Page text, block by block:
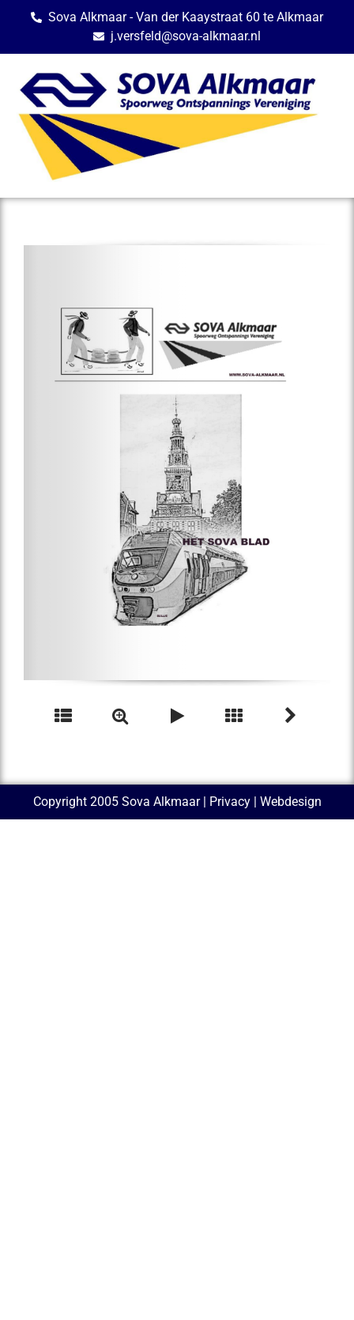
Sova Alkmaar - Van der Kaaystraat 60 te Alkmaar
j.versfeld@sova-alkmaar.nl
Copyright 2005 Sova Alkmaar | Privacy| Webdesign